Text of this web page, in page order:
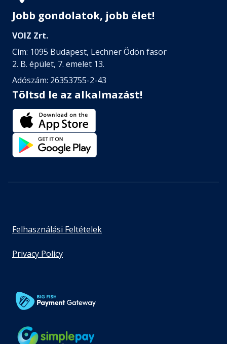
Jobb gondolatok, jobb élet!
VOIZ Zrt.
Cím: 1095 Budapest, Lechner Ödön fasor
2. B. épület, 7. emelet 13.
Adószám: 26353755-2-43
Töltsd le az alkalmazást!
Felhasználási Feltételek
Privacy Policy